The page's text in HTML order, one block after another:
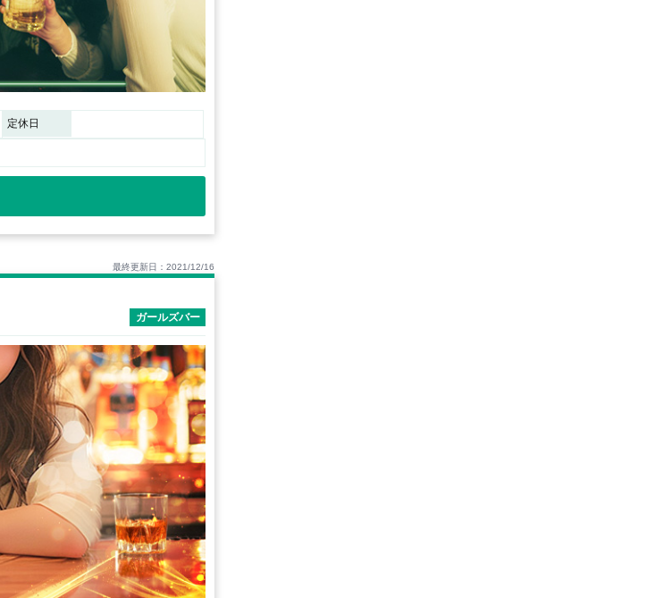
定休日
最終更新日：2021/12/16
ガールズバー